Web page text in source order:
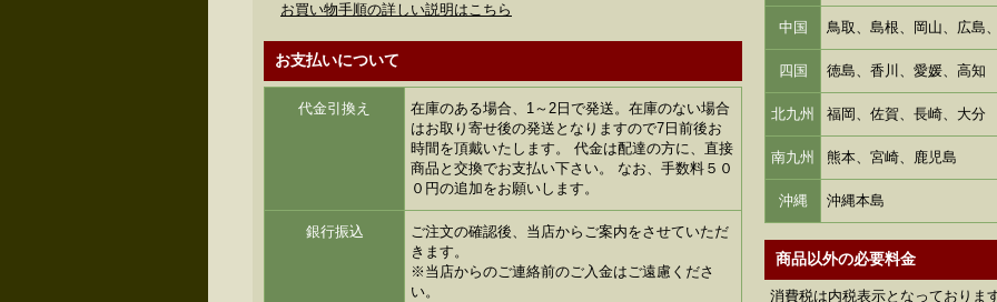
お買い物手順の詳しい説明はこちら
お支払いについて
代金引換え
在庫のある場合、1～2日で発送。在庫のない場合
はお取り寄せ後の発送となりますので7日前後お
時間を頂戴いたします。 代金は配達の方に、直接
商品と交換でお支払い下さい。 なお、手数料５０
０円の追加をお願いします。
銀行振込
ご注文の確認後、当店からご案内をさせていただ
きます。
※当店からのご連絡前のご入金はご遠慮くださ
い。
中国 鳥取、島根、岡山、広島
四国 徳島、香川、愛媛、高知
北九州 福岡、佐賀、長崎、大分
南九州 熊本、宮崎、鹿児島
沖縄 沖縄本島
商品以外の必要料金
消費税は内税表示となっておりま